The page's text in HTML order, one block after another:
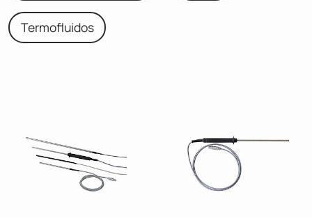
Termofluidos